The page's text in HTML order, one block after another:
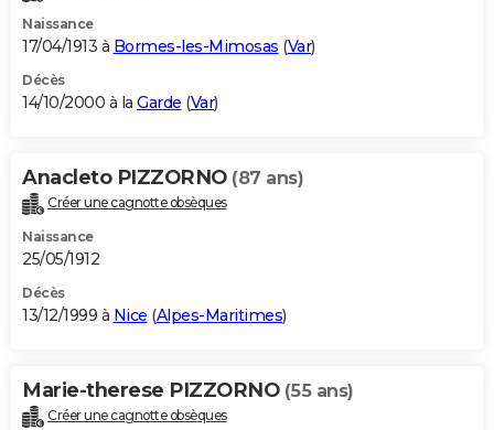
Naissance
17/04/1913 à Bormes-les-Mimosas (Var)
Décès
14/10/2000 à la Garde (Var)
Anacleto PIZZORNO (87 ans)
Créer une cagnotte obsèques
Naissance
25/05/1912
Décès
13/12/1999 à Nice (Alpes-Maritimes)
Marie-therese PIZZORNO (55 ans)
Créer une cagnotte obsèques